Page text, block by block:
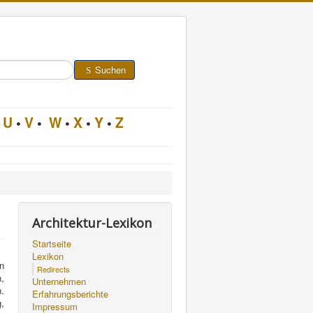
Suchen
U • V • W • X • Y • Z
Architektur-Lexikon
Startseite
Lexikon
Redirects
Unternehmen
Erfahrungsberichte
Impressum